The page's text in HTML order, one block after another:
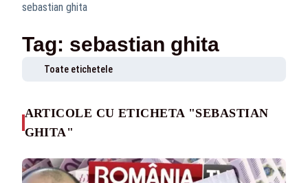
sebastian ghita
Tag: sebastian ghita
Toate etichetele
ARTICOLE CU ETICHETA "SEBASTIAN
GHITA"